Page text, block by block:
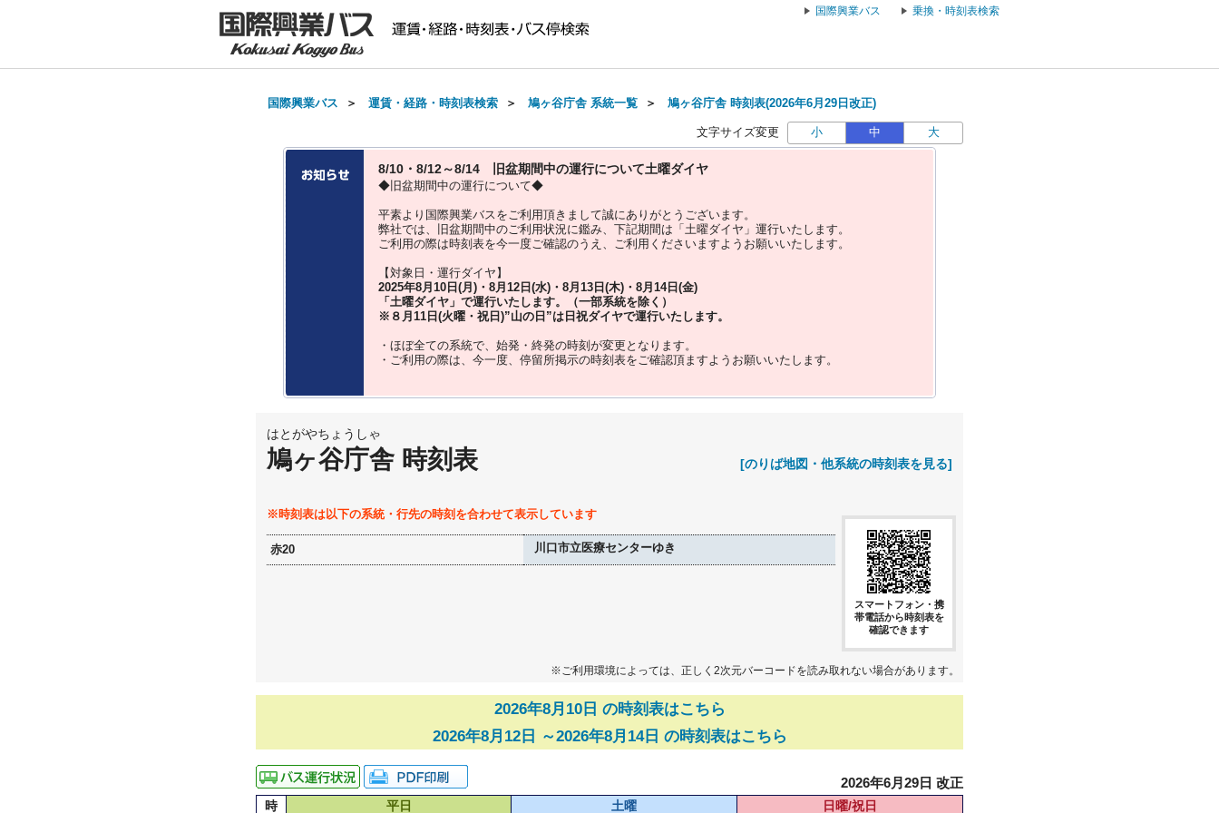
国際興業バス 乗換・時刻表検索
国際興業バス ＞ 運賃・経路・時刻表検索 ＞ 鳩ヶ谷庁舎 系統一覧 ＞ 鳩ヶ谷庁舎 時刻表(2026年6月29日改正)
文字サイズ変更 小 中 大
8/10・8/12～8/14 旧盆期間中の運行について土曜ダイヤ
◆旧盆期間中の運行について◆
平素より国際興業バスをご利用頂きまして誠にありがとうございます。
弊社では、旧盆期間中のご利用状況に鑑み、下記期間は「土曜ダイヤ」運行いたします。
ご利用の際は時刻表を今一度ご確認のうえ、ご利用くださいますようお願いいたします。
【対象日・運行ダイヤ】
2025年8月10日(月)・8月12日(水)・8月13日(木)・8月14日(金)
「土曜ダイヤ」 で運行いたします。（一部系統を除く）
※８月11日(火曜・祝日)”山の日 ”は 日祝ダイヤで運行いたします。
・ほぼ全ての系統で、始発・終発の時刻が変更となります。
・ご利用の際は、今一度、 停留所掲示の時刻表をご確認頂ますようお願いいたします。
はとがやちょうしゃ
鳩ヶ谷庁舎 時刻表 [のりば地図・他系統の時刻表を見る]
※時刻表は以下の系統・行先の時刻を合わせて表示しています
赤20 川口市立医療センターゆき
スマートフォン・携
帯電話から時刻表を
確認できます
※ご利用環境によっては、正しく2次元バーコードを読み取れない場合があります。
2026年8月10日 の時刻表はこちら
2026年8月12日 ～2026年8月14日 の時刻表はこちら
2026年6月29日 改正
時 平日 土曜 日曜/祝日